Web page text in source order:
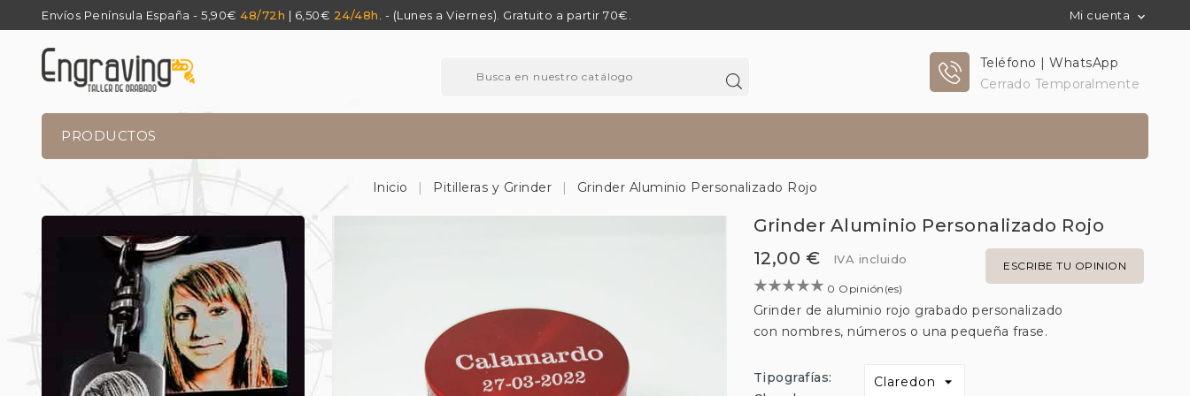
Envíos Península España - 5,90€ 48/72h | 6,50€ 24/48h . - (Lunes a Viernes). Gratuito a partir 70€. Mi cuenta 
Teléfono | WhatsApp
Cerrado Temporalmente
PRODUCTOS
Inicio Pitilleras y Grinder Grinder Aluminio Personalizado Rojo
Grinder Aluminio Personalizado Rojo
12,00 €
ESCRIBE TU OPINION
IVA incluido
0 Opinión(es)
Grinder de aluminio rojo grabado personalizado
con nombres, números o una pequeña frase.
Tipografías: